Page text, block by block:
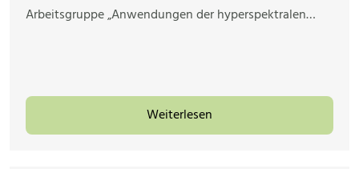
Arbeitsgruppe „Anwendungen der hyperspektralen…
Weiterlesen